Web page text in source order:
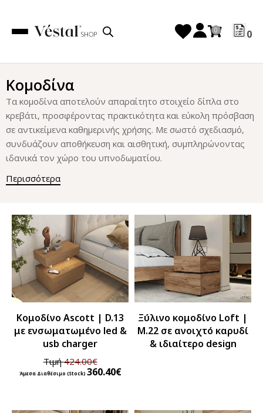
0
Κομοδίνα
Τα κομοδίνα αποτελούν απαραίτητο στοιχείο δίπλα στο
κρεβάτι, προσφέροντας πρακτικότητα και εύκολη πρόσβαση
σε αντικείμενα καθημερινής χρήσης. Με σωστό σχεδιασμό,
συνδυάζουν αποθήκευση και αισθητική, συμπληρώνοντας
ιδανικά τον χώρο του υπνοδωματίου.
Περισσότερα
Κομοδίνο Ascott | D.13
με ενσωματωμένο led &
usb charger
Τιμή424.00€
360.40€
Ξύλινο κομοδίνο Loft |
M.22 σε ανοιχτό καρυδί
& ιδιαίτερο design